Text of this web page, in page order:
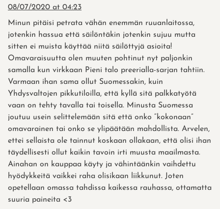
08/07/2020 at 04:23
Minun pitäisi petrata vähän enemmän ruuanlaitossa,
jotenkin hassua että säilöntäkin jotenkin sujuu mutta
sitten ei muista käyttää niitä säilöttyjä asioita!
Omavaraisuutta olen muuten pohtinut nyt paljonkin
samalla kun virkkaan Pieni talo preerialla-sarjan tahtiin.
Varmaan ihan sama ollut Suomessakin, kuin
Yhdysvaltojen pikkutiloilla, että kyllä sitä palkkatyötä
vaan on tehty tavalla tai toisella. Minusta Suomessa
joutuu usein selittelemään sitä että onko “kokonaan”
omavarainen tai onko se ylipäätään mahdollista. Arvelen,
ettei sellaista ole tainnut koskaan ollakaan, että olisi ihan
täydellisesti ollut kaikin tavoin irti muusta maailmasta.
Ainahan on kauppaa käyty ja vähintäänkin vaihdettu
hyödykkeitä vaikkei raha olisikaan liikkunut. Joten
opetellaan omassa tahdissa kaikessa rauhassa, ottamatta
suuria paineita <3